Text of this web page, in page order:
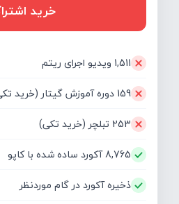
خرید
1,511 ویدیو اجرای ریتم
159 دوره آموزش گیتار (خرید تکی)
253 تبلچر (خرید تکی)
8,765 آکورد ساده شده با کاپو
ذخیره آکورد در گام موردنظر